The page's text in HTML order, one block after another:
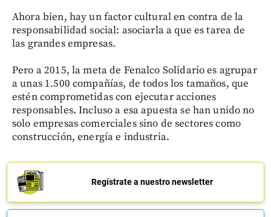
Ahora bien, hay un factor cultural en contra de la
responsabilidad social: asociarla a que es tarea de
las grandes empresas.
Pero a 2015, la meta de Fenalco Solidario es agrupar
a unas 1.500 compañías, de todos los tamaños, que
estén comprometidas con ejecutar acciones
responsables. Incluso a esa apuesta se han unido no
solo empresas comerciales sino de sectores como
construcción, energía e industria.
Regístrate a nuestro newsletter